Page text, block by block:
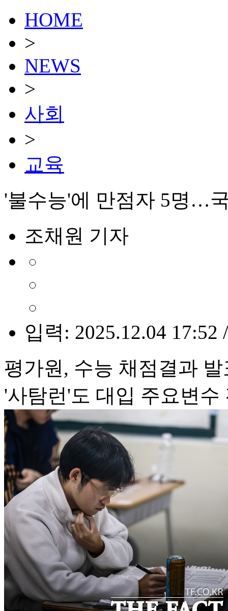
HOME
>
NEWS
>
사회
>
교육
'불수능'에 만점자 5명…
조채원 기자
입력: 2025.12.04 17:52
평가원, 수능 채점결과 발
'사탐런'도 대입 주요변수